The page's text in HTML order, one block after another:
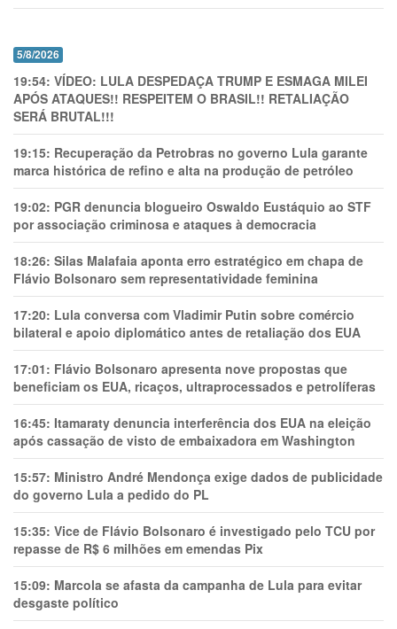
5/8/2026
19:54: VÍDEO: LULA DESPEDAÇA TRUMP E ESMAGA MILEI
APÓS ATAQUES!! RESPEITEM O BRASIL!! RETALIAÇÃO
SERÁ BRUTAL!!!
19:15: Recuperação da Petrobras no governo Lula garante
marca histórica de refino e alta na produção de petróleo
19:02: PGR denuncia blogueiro Oswaldo Eustáquio ao STF
por associação criminosa e ataques à democracia
18:26: Silas Malafaia aponta erro estratégico em chapa de
Flávio Bolsonaro sem representatividade feminina
17:20: Lula conversa com Vladimir Putin sobre comércio
bilateral e apoio diplomático antes de retaliação dos EUA
17:01: Flávio Bolsonaro apresenta nove propostas que
beneficiam os EUA, ricaços, ultraprocessados e petrolíferas
16:45: Itamaraty denuncia interferência dos EUA na eleição
após cassação de visto de embaixadora em Washington
15:57: Ministro André Mendonça exige dados de publicidade
do governo Lula a pedido do PL
15:35: Vice de Flávio Bolsonaro é investigado pelo TCU por
repasse de R$ 6 milhões em emendas Pix
15:09: Marcola se afasta da campanha de Lula para evitar
desgaste político